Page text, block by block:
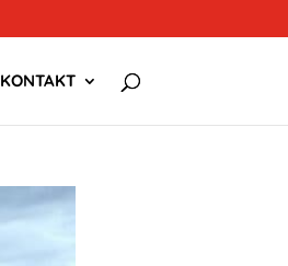
KONTAKT